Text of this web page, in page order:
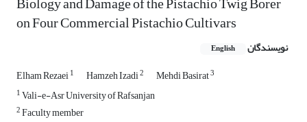
on Four Commercial Pistachio Cultivars
نویسندگان English
Elham Rezaei1 Hamzeh Izadi2 Mehdi Basirat3
1Vali-e-Asr University of Rafsanjan
2Faculty member